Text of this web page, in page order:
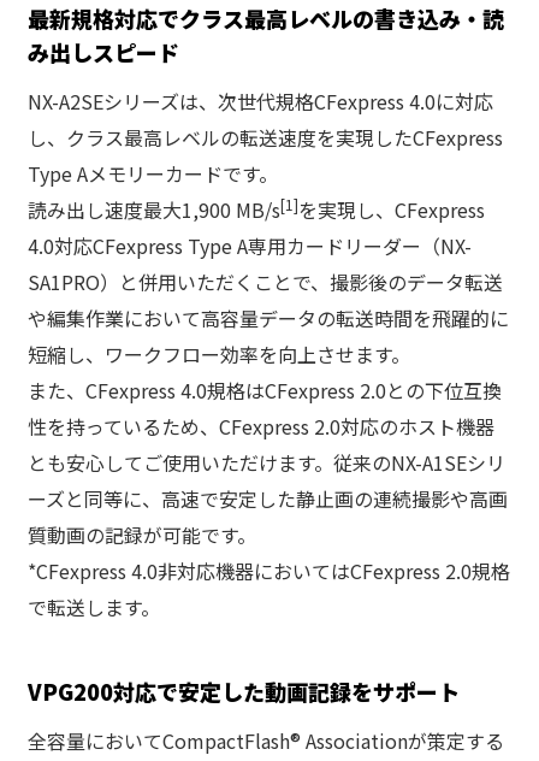
最新規格対応でクラス最高レベルの書き込み・読
み出しスピード
NX-A2SEシリーズは、次世代規格CFexpress 4.0に対応
し、クラス最高レベルの転送速度を実現したCFexpress
Type Aメモリーカードです。
読み出し速度最大1,900 MB/s[1]を実現し、CFexpress
4.0対応CFexpress Type A専用カードリーダー（NX-
SA1PRO）と併用いただくことで、撮影後のデータ転送
や編集作業において高容量データの転送時間を飛躍的に
短縮し、ワークフロー効率を向上させます。
また、CFexpress 4.0規格はCFexpress 2.0との下位互換
性を持っているため、CFexpress 2.0対応のホスト機器
とも安心してご使用いただけます。従来のNX-A1SEシリ
ーズと同等に、高速で安定した静止画の連続撮影や高画
質動画の記録が可能です。
*CFexpress 4.0非対応機器においてはCFexpress 2.0規格
で転送します。
VPG200対応で安定した動画記録をサポート
全容量においてCompactFlash® Associationが策定する